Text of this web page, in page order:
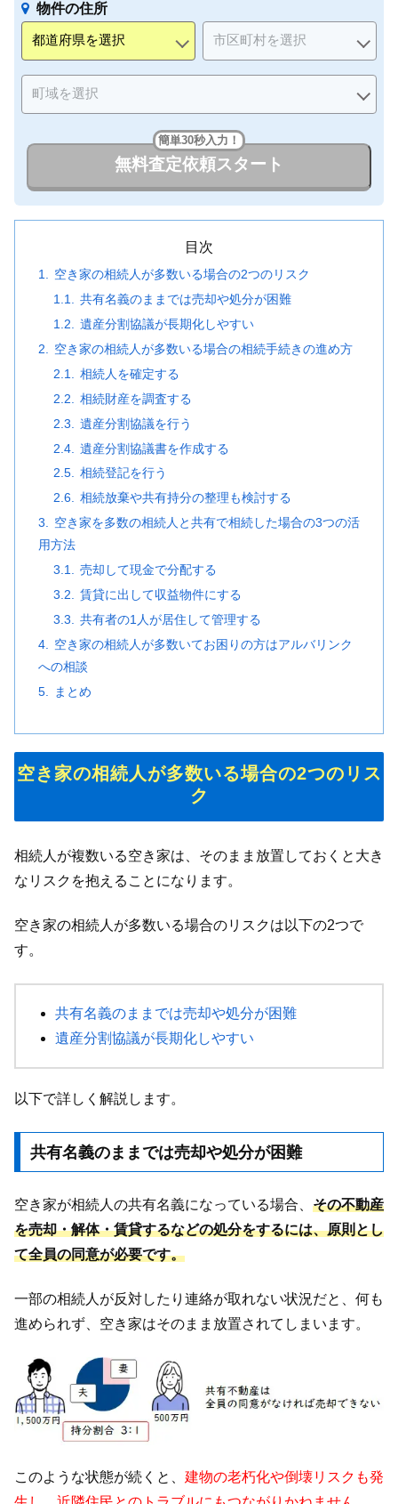
物件の住所
簡単30秒入力！
無料査定依頼スタート
目次
空き家の相続人が多数いる場合の2つのリスク
共有名義のままでは売却や処分が困難
遺産分割協議が長期化しやすい
空き家の相続人が多数いる場合の相続手続きの進め方
相続人を確定する
相続財産を調査する
遺産分割協議を行う
遺産分割協議書を作成する
相続登記を行う
相続放棄や共有持分の整理も検討する
空き家を多数の相続人と共有で相続した場合の3つの活
用方法
売却して現金で分配する
賃貸に出して収益物件にする
共有者の1人が居住して管理する
空き家の相続人が多数いてお困りの方はアルバリンク
への相談
まとめ
空き家の相続人が多数いる場合の2つのリス
ク
相続人が複数いる空き家は、そのまま放置しておくと大き
なリスクを抱えることになります。
空き家の相続人が多数いる場合のリスクは以下の2つで
す。
共有名義のままでは売却や処分が困難
遺産分割協議が長期化しやすい
以下で詳しく解説します。
共有名義のままでは売却や処分が困難
空き家が相続人の共有名義になっている場合、 その不動産
を売却・解体・賃貸するなどの処分をするには、原則とし
て全員の同意が必要です。
一部の相続人が反対したり連絡が取れない状況だと、何も
進められず、空き家はそのまま放置されてしまいます。
このような状態が続くと、 建物の老朽化や倒壊リスクも発